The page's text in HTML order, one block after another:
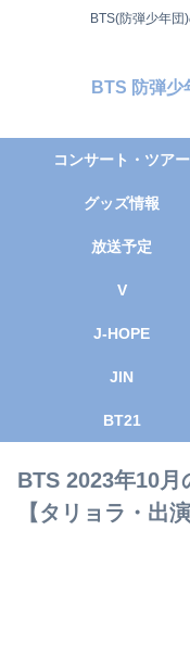
BTS(防弾少年団
BTS 防弾少
コンサート・ツアー
グッズ情報
放送予定
V
J-HOPE
JIN
BT21
BTS 2023年10月
【タリョラ・出